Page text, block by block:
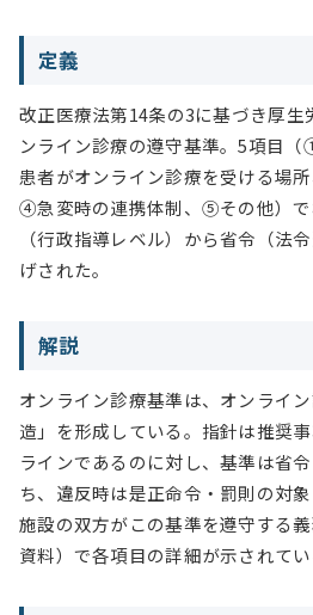
定義
改正医療法第14条の3に基づき厚生
ンライン診療の遵守基準。5項目
患者がオンライン診療を受ける場
④急変時の連携体制、⑤その他）で
（行政指導レベル）から省令（法
げされた。
解説
オンライン診療基準は、オンライ
造」を形成している。指針は推奨
ラインであるのに対し、基準は省
ち、違反時は是正命令・罰則の対
施設の双方がこの基準を遵守する
資料）で各項目の詳細が示されてい